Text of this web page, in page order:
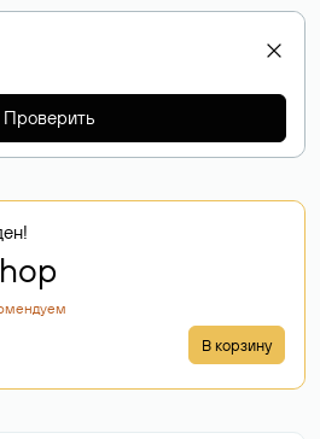
Проверить
В корзину